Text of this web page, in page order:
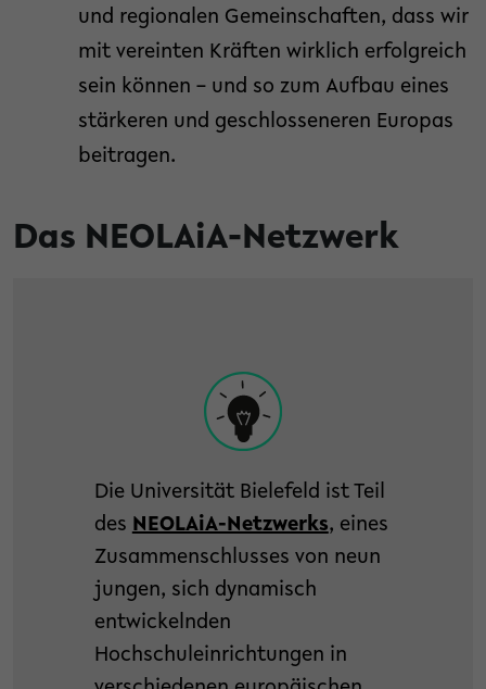
und regionalen Gemeinschaften, dass wir
mit vereinten Kräften wirklich erfolgreich
sein können – und so zum Aufbau eines
stärkeren und geschlosseneren Europas
beitragen.
Das NEOLAiA-Netzwerk
Die Universität Bielefeld ist Teil
des NEOLAiA-Netzwerks, eines
Zusammenschlusses von neun
jungen, sich dynamisch
entwickelnden
Hochschuleinrichtungen in